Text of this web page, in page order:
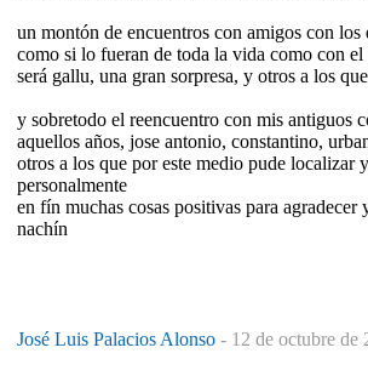
un montón de encuentros con amigos con los
como si lo fueran de toda la vida como con
será gallu, una gran sorpresa, y otros a los
y sobretodo el reencuentro con mis antiguos
aquellos años, jose antonio, constantino,
otros a los que por este medio pude localizar
personalmente
en fín muchas cosas positivas para agradecer
nachín
José Luis Palacios Alonso - 12 de octubre de